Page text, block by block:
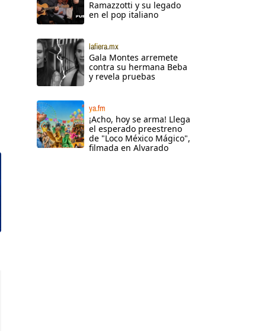
Ramazzotti y su legado
en el pop italiano
lafiera.mx
Gala Montes arremete
contra su hermana Beba
y revela pruebas
ya.fm
¡Acho, hoy se arma! Llega
el esperado preestreno
de "Loco México Mágico",
filmada en Alvarado